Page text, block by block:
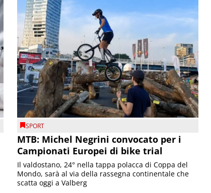
SPORT
MTB: Michel Negrini convocato per i
Campionati Europei di bike trial
Il valdostano, 24° nella tappa polacca di Coppa del
Mondo, sarà al via della rassegna continentale che
scatta oggi a Valberg